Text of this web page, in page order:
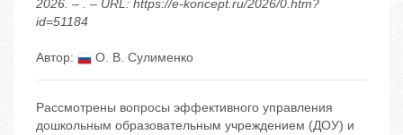
2026. – . – URL: https://e-koncept.ru/2026/0.htm?
id=51184
Автор: О. В. Сулименко
Рассмотрены вопросы эффективного управления
дошкольным образовательным учреждением (ДОУ) и